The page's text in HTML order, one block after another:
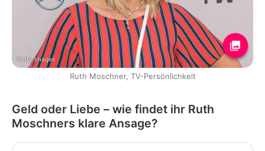
Getty Images
Ruth Moschner, TV-Persönlichkeit
Geld oder Liebe – wie findet ihr Ruth
Moschners klare Ansage?